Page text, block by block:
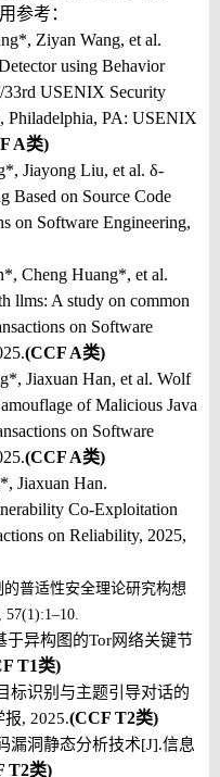
参考 ：
Ziyan Wang, et al.
using Behavior
33rd USENIX Security
Philadelphia, PA: USENIX
A类)
Jiayong Liu, et al. δ-
Based on Source Code
on Software Engineering,
Cheng Huang*, et al.
llms: A study on common
on Software
(CCF A类)
Jiaxuan Han, et al. Wolf
of Malicious Java
on Software
(CCF A类)
Jiaxuan Han.
Co-Exploitation
on Reliability, 2025,
的普适性安全理论研究构想
57(1):1–10.
于异构图的Tor网络关键节
T1类)
标识别与主题引导对话的
报, 2025.(CCF T2类)
漏洞静态分析技术[J].信息
T2类)